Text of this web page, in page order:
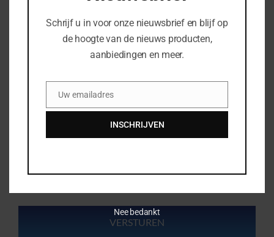
Uw telefoonnummer
Bedrijfsnaam
Uw vraag of opmerking
Schrijf u in voor onze nieuwsbrief en blijf op
de hoogte van de nieuws producten,
aanbiedingen en meer.
EmailUw emailadres
INSCHRIJVEN
Nee bedankt